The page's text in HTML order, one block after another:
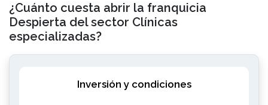
¿Cuánto cuesta abrir la franquicia
Despierta del sector Clínicas
especializadas?
Inversión y condiciones